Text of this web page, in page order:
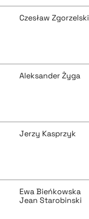
Czesław Zgorzelski
Aleksander Żyga
Jerzy Kasprzyk
Ewa Bieńkowska
Jean Starobinski